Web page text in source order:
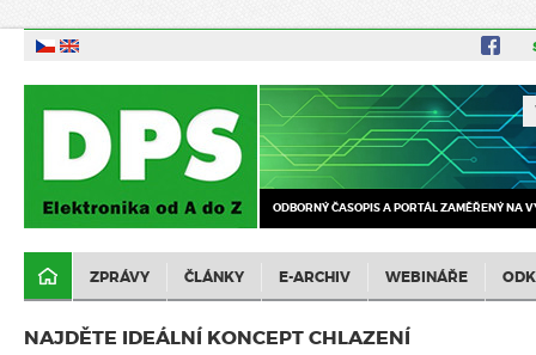
ODBORNÝ ČASOPIS A PORTÁL ZAMĚŘENÝ NA
ZPRÁVY ČLÁNKY E-ARCHIV WEBINÁŘE
NAJDĚTE IDEÁLNÍ KONCEPT CHLAZENÍ